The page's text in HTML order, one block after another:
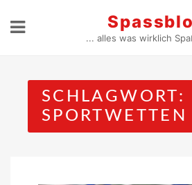
... alles was wirklich
SCHLAGWORT:
SPORTWETTEN